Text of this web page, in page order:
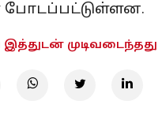
போடப்பட்டுள்ளன.
இத்துடன் முடிவடைந்தது